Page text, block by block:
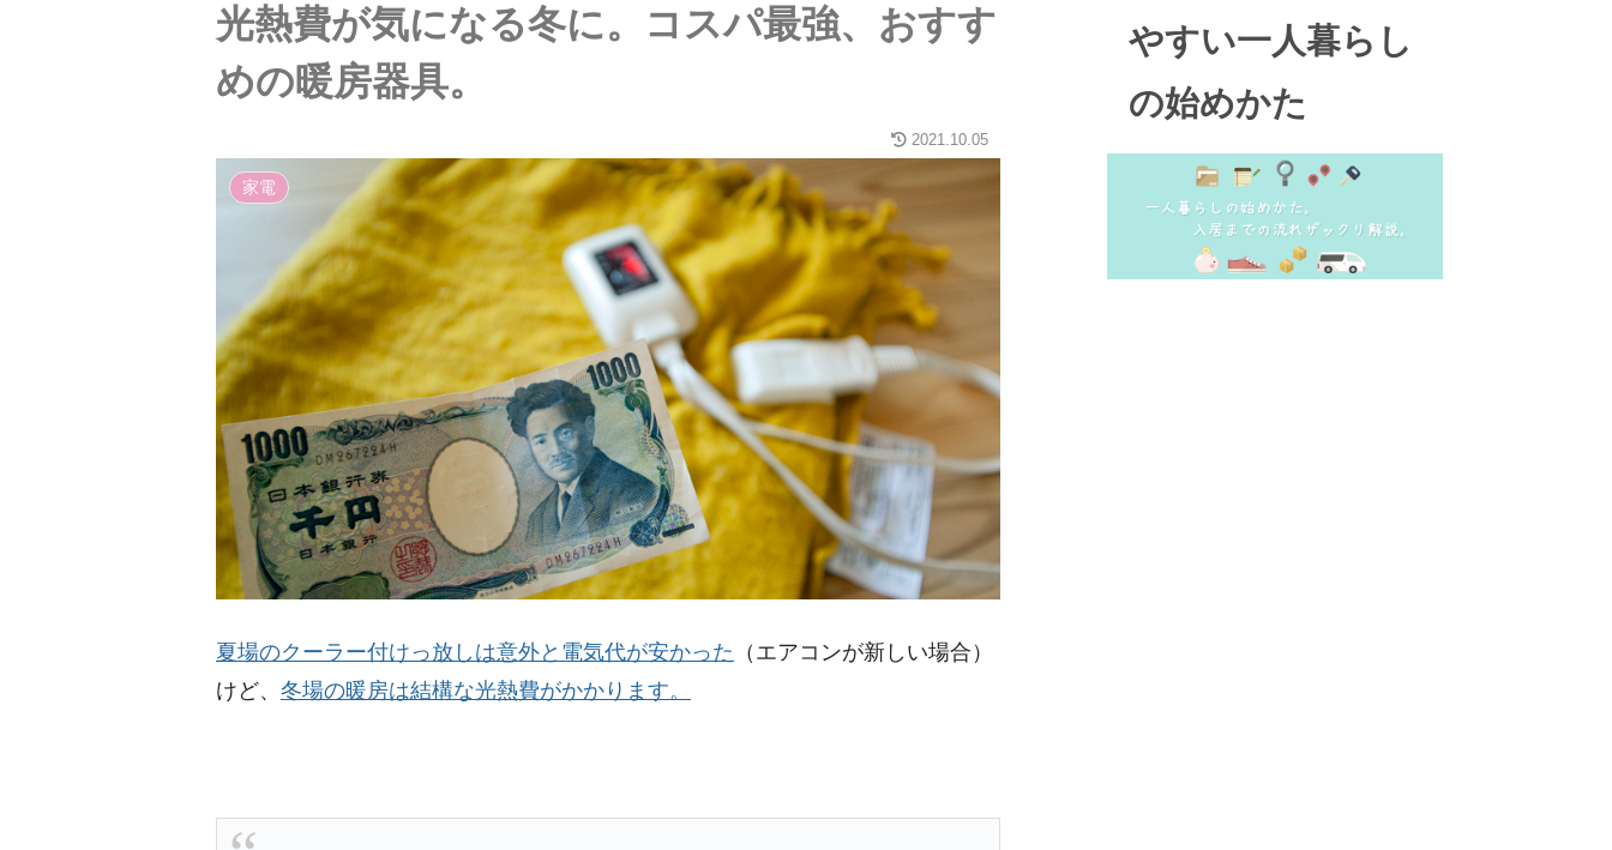
光熱費が気になる冬に。コスパ最強、おすす
めの暖房器具。
2021.10.05
家電
夏場のクーラー付けっ放しは意外と電気代が安かった （エアコンが新しい場合）
けど、 冬場の暖房は結構な光熱費がかかります。
やすい一人暮らし
の始めかた